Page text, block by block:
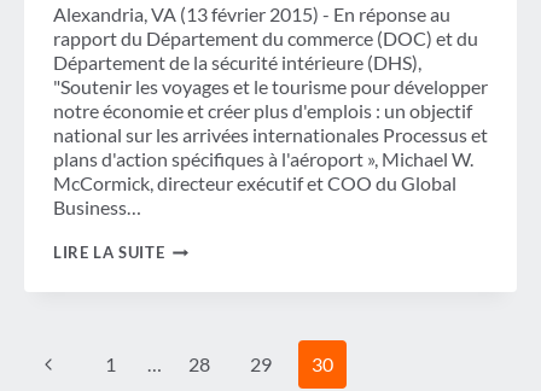
Alexandria, VA (13 février 2015) - En réponse au
rapport du Département du commerce (DOC) et du
Département de la sécurité intérieure (DHS),
"Soutenir les voyages et le tourisme pour développer
notre économie et créer plus d'emplois : un objectif
national sur les arrivées internationales Processus et
plans d'action spécifiques à l'aéroport », Michael W.
McCormick, directeur exécutif et COO du Global
Business…
LIRE LA SUITEGBTA
DHS
Navigation
Page
1 … 28 29 30